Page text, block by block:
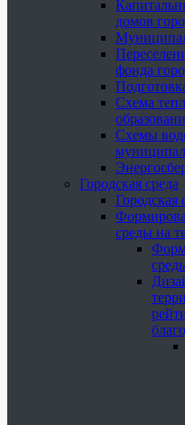
домов
фонда
Схема
Схемы
Городская среда
Городская
среды на